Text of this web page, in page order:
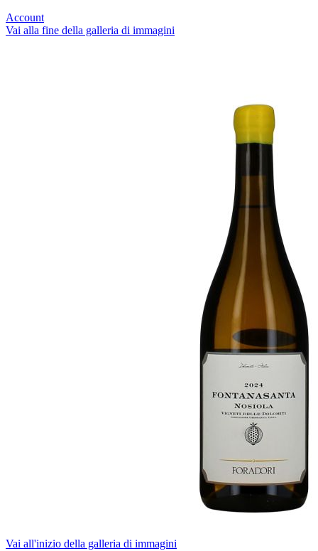
Account
Vai alla fine della galleria di immagini
Vai all'inizio della galleria di immagini